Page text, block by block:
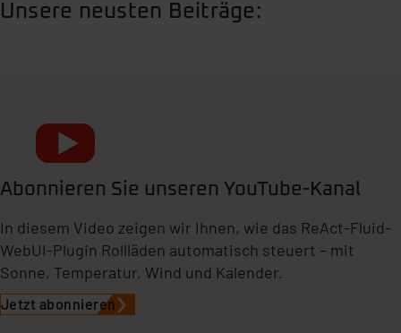
Unsere neusten Beiträge:
Abonnieren Sie unseren YouTube-Kanal
In diesem Video zeigen wir Ihnen, wie das ReAct-Fluid-
WebUI-Plugin Rollläden automatisch steuert – mit
Sonne, Temperatur, Wind und Kalender.
Jetzt abonnieren